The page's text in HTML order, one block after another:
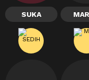
SUKA